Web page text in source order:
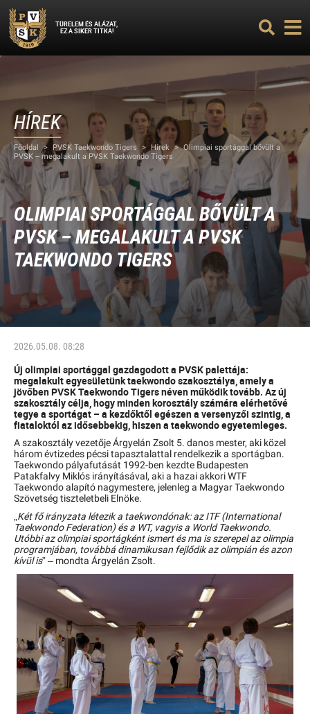
TÜRELEM ÉS ALÁZAT,
EZ A SIKER TITKA!
HÍREK
Főoldal > PVSK Taekwondo Tigers > Hírek > Olimpiai sportággal bővült a
PVSK – megalakult a PVSK Taekwondo Tigers
OLIMPIAI SPORTÁGGAL BŐVÜLT A
PVSK – MEGALAKULT A PVSK
TAEKWONDO TIGERS
2026.05.08. 08:28
Új olimpiai sportággal gazdagodott a PVSK palettája:
megalakult egyesületünk taekwondo szakosztálya, amely a
jövőben PVSK Taekwondo Tigers néven működik tovább. Az új
szakosztály célja, hogy minden korosztály számára elérhetővé
tegye a sportágat – a kezdőktől egészen a versenyzői szintig, a
fiataloktól az idősebbekig, hiszen a taekwondo egyetemleges.
A szakosztály vezetője Árgyelán Zsolt 5. danos mester, aki közel
három évtizedes pécsi tapasztalattal rendelkezik a sportágban.
Taekwondo pályafutását 1992-ben kezdte Budapesten
Patakfalvy Miklós irányításával, aki a hazai akkori WTF
Taekwondo alapító nagymestere, jelenleg a Magyar Taekwondo
Szövetség tiszteletbeli Elnöke.
„Két fő irányzata létezik a taekwondónak: az ITF (International
Taekwondo Federation) és a WT, vagyis a World Taekwondo.
Utóbbi az olimpiai sportágként ismert és ma is szerepel az olimpia
programjában, továbbá dinamikusan fejlődik az olimpián és azon
kívül is” – mondta Árgyelán Zsolt.